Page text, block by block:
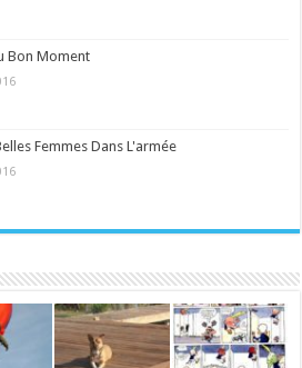
Bon Moment
Femmes Dans L'armée